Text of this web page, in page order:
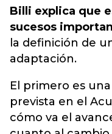
Billi explica que
sucesos
la definición de
adaptación.
El primero es
prevista en el
cómo va el